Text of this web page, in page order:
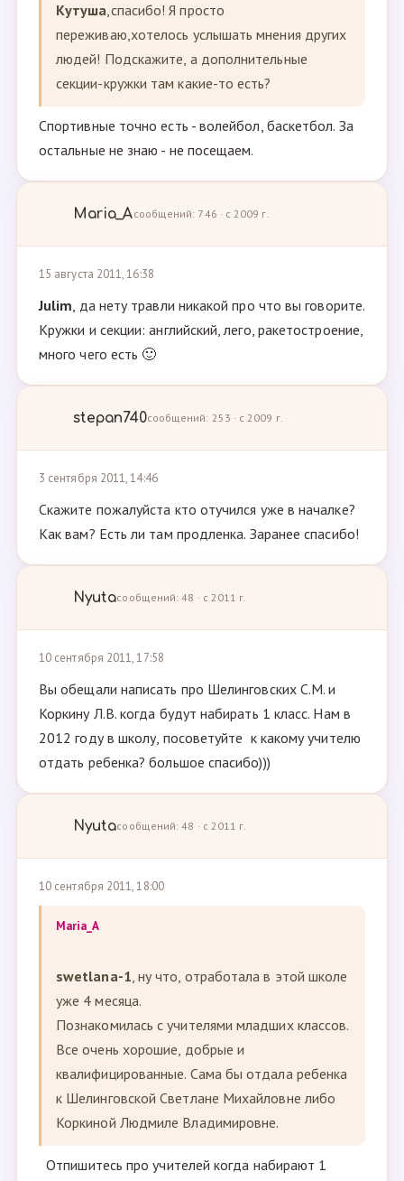
Кутуша,спасибо! Я просто
переживаю,хотелось услышать мнения других
людей! Подскажите, а дополнительные
секции-кружки там какие-то есть?
Спортивные точно есть - волейбол, баскетбол. За
остальные не знаю - не посещаем.
Maria_Aсообщений: 746 · с 2009 г.
15 августа 2011, 16:38
Julim, да нету травли никакой про что вы говорите.
Кружки и секции: английский, лего, ракетостроение,
много чего есть 🙂
stepan740сообщений: 253 · с 2009 г.
3 сентября 2011, 14:46
Скажите пожалуйста кто отучился уже в началке?
Как вам? Есть ли там продленка. Заранее спасибо!
Nyutaсообщений: 48 · с 2011 г.
10 сентября 2011, 17:58
Вы обещали написать про Шелинговских С.М. и
Коркину Л.В. когда будут набирать 1 класс. Нам в
2012 году в школу, посоветуйте к какому учителю
отдать ребенка? большое спасибо)))
Nyutaсообщений: 48 · с 2011 г.
10 сентября 2011, 18:00
Maria_A
swetlana-1, ну что, отработала в этой школе
уже 4 месяца.
Познакомилась с учителями младших классов.
Все очень хорошие, добрые и
квалифицированные. Сама бы отдала ребенка
к Шелинговской Светлане Михайловне либо
Коркиной Людмиле Владимировне.
Отпишитесь про учителей когда набирают 1